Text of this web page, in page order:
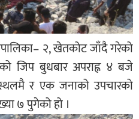
२, खेतकोट जाँदै गरेको
जिप बुधबार अपराह्न ४ बजे
र एक जनाको उपचारको
७ पुगेको हो ।